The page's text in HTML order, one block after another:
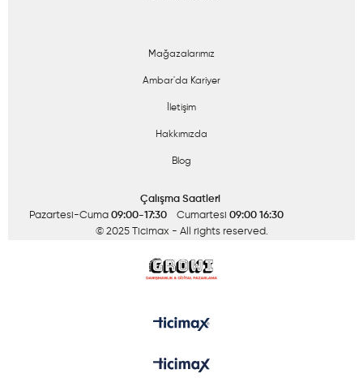
Mağazalarımız
Ambar'da Kariyer
İletişim
Hakkımızda
Blog
Çalışma Saatleri
Pazartesi-Cuma 09:00-17:30 Cumartesi 09:00 16:30
© 2025 Ticimax - All rights reserved.